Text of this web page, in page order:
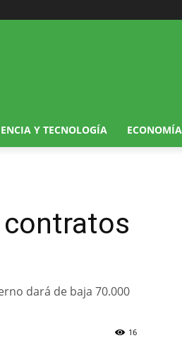
Y TECNOLOGÍA ECONOMÍA
contratos
dará de baja 70.000
16